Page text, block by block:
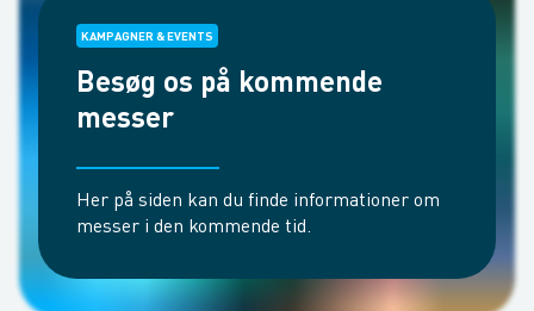
KAMPAGNER & EVENTS
Besøg os på kommende
messer
Her på siden kan du finde informationer om
messer i den kommende tid.